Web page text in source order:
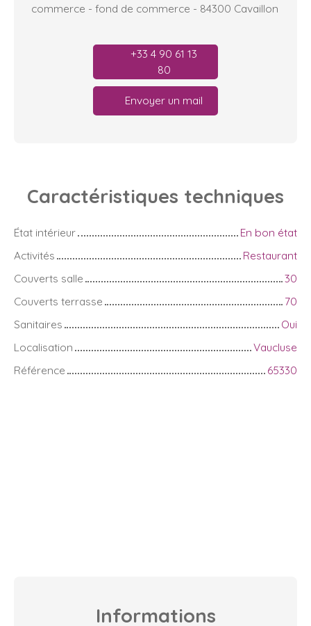
commerce - fond de commerce - 84300 Cavaillon
+33 4 90 61 13
80
Envoyer un mail
Caractéristiques techniques
État intérieur
En bon état
Activités
Restaurant
Couverts salle
30
Couverts terrasse
70
Sanitaires
Oui
Localisation
Vaucluse
Référence
65330
Informations